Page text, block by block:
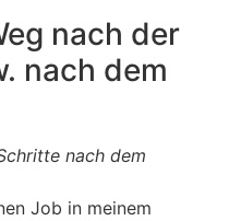
nach der
nach dem
nach dem
Job in meinem